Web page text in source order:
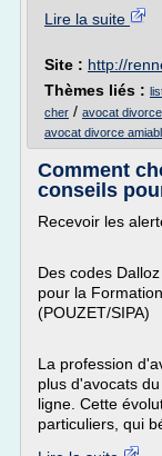
Lire la suite
Site : http://
Thèmes liés :
cher / avocat
avocat divorce
Comment
conseils
Recevoir les
Des codes
pour la
(POUZET/SIPA)
La profession
plus d'avocats
ligne. Cette
particuliers, qui